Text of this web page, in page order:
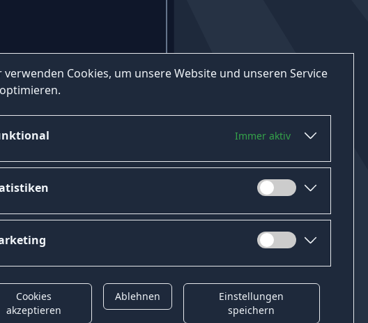
verwenden Cookies, um unsere Website und unseren Service
Immer aktiv
Cookies
akzeptieren
Ablehnen
Einstellungen
speichern
KontaktGender-Hinweis